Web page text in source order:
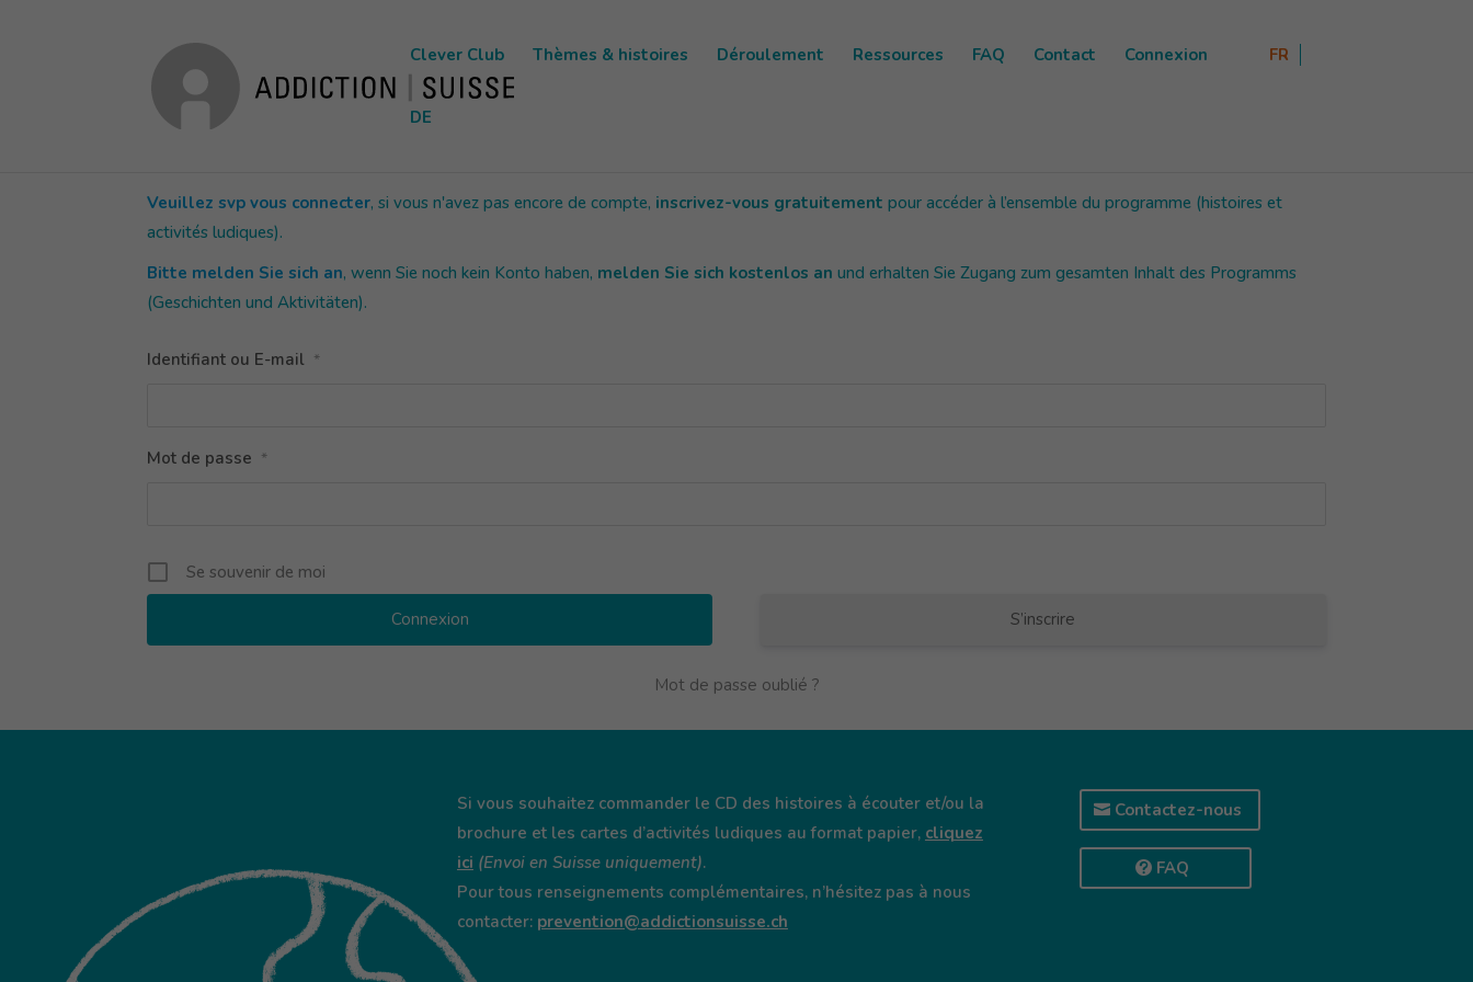
Clever Club Thèmes & histoires Déroulement Ressources FAQ Contact Connexion FR
DE
Veuillez svp vous connecter, si vous n'avez pas encore de compte, inscrivez-vous gratuitement pour accéder à l’ensemble du programme (histoires et
activités ludiques).
Bitte melden Sie sich an, wenn Sie noch kein Konto haben, melden Sie sich kostenlos an und erhalten Sie Zugang zum gesamten Inhalt des Programms
(Geschichten und Aktivitäten).
Identifiant ou E-mail *
Mot de passe *
Se souvenir de moi
S’inscrire
Mot de passe oublié ?
Si vous souhaitez commander le CD des histoires à écouter et/ou la
brochure et les cartes d’activités ludiques au format papier, cliquez
ici (Envoi en Suisse uniquement).
Pour tous renseignements complémentaires, n’hésitez pas à nous
contacter: prevention@addictionsuisse.ch
Contactez-nous
FAQ